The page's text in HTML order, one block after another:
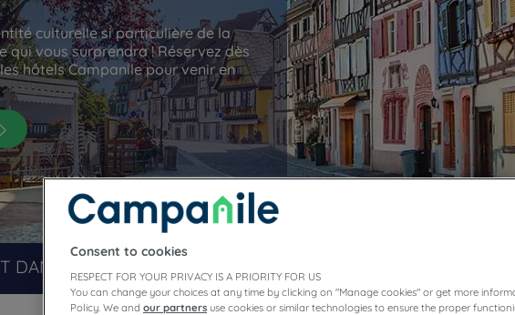
culturelle si particulière de la
qui vous surprendra ! Réservez dès
hôtels Campanile pour venir en
DANS NOS HÔTELS RESTAURANTS CAMPANILE
Consent to cookies
RESPECT FOR YOUR PRIVACY IS A PRIORITY FOR US
You can change your choices at any time by clicking on "Manage cookies" or get more
Policy. We and our partners use cookies or similar technologies to ensure the proper